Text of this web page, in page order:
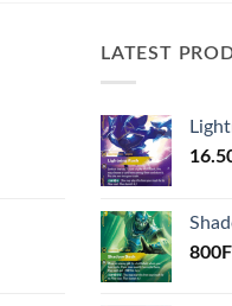
LATEST
800